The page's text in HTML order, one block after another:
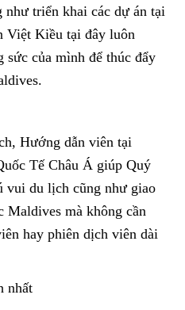
triển khai các dự án tại
Việt Kiều tại đây luôn
sức của mình để thúc đẩy
Hướng dẫn viên tại
Tế Châu Á giúp Quý
vui du lịch cũng như giao
Maldives mà không cần
hay phiên dịch viên dài
nhất